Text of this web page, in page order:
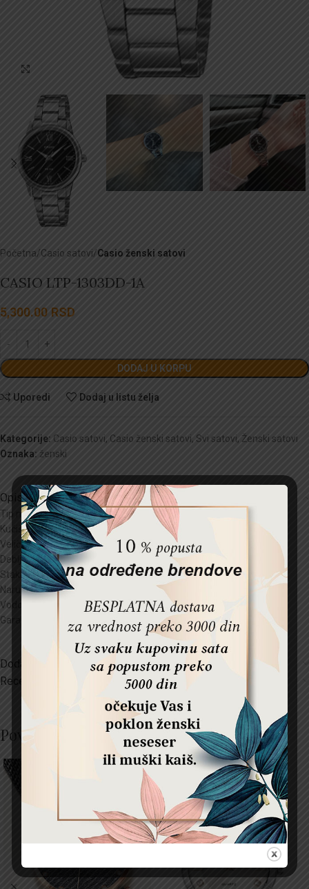
Početna Casio satovi Casio ženski satovi
CASIO LTP-1303DD-1A
5,300.00 RSD
DODAJ U KORPU
Uporedi Dodaj u listu želja
Kategorije: Casio satovi, Casio ženski satovi, Svi satovi, Ženski satovi
Oznaka: ženski
Opis
Tip mehanizma:Kvarc
Kućište:Metal
Veličina kućišta:30mm
Debljina kućišta:8mm
Staklo:Mineral kristal
Narukvica:15mm
Vodootpornost:
5 ATM
Garancija:
Dodatne informacije
Recenzije (0)
Povezani proizvodi
NEDOSTUPNO